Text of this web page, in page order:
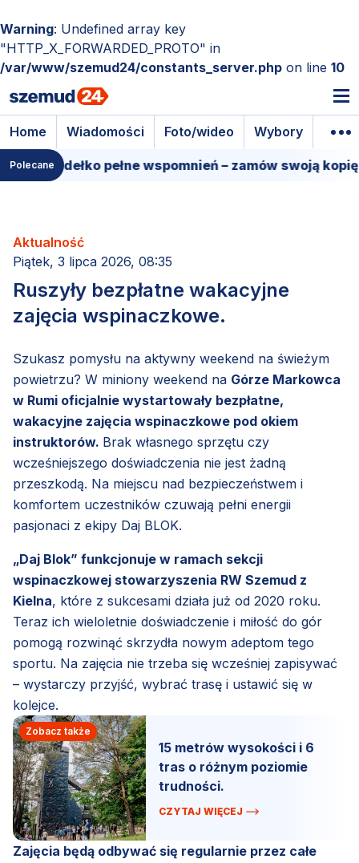
Warning: Undefined array key
"HTTP_X_FORWARDED_PROTO" in
/var/www/szemud24/constants_server.php on line 10
Home Wiadomości Foto/wideo Wybory
Polecane
pudełko pełne wspomnień – zamów swoją kopię!
Aktualność
Piątek, 3 lipca 2026, 08:35
Ruszyły bezpłatne wakacyjne
zajęcia wspinaczkowe.
Szukasz pomysłu na aktywny weekend na świeżym
powietrzu? W miniony weekend na Górze Markowca
w Rumi oficjalnie wystartowały bezpłatne,
wakacyjne zajęcia wspinaczkowe pod okiem
instruktorów. Brak własnego sprzętu czy
wcześniejszego doświadczenia nie jest żadną
przeszkodą. Na miejscu nad bezpieczeństwem i
komfortem uczestników czuwają pełni energii
pasjonaci z ekipy Daj BLOK.
„Daj Blok” funkcjonuje w ramach sekcji
wspinaczkowej stowarzyszenia RW Szemud z
Kielna, które z sukcesami działa już od 2020 roku.
Teraz ich wieloletnie doświadczenie i miłość do gór
pomogą rozwinąć skrzydła nowym adeptom tego
sportu. Na zajęcia nie trzeba się wcześniej zapisywać
– wystarczy przyjść, wybrać trasę i ustawić się w
kolejce.
Zobacz także
15 metrów wysokości i 6
tras o różnym poziomie
trudności.
CZYTAJ WIĘCEJ
Zajęcia będą odbywać się regularnie przez całe